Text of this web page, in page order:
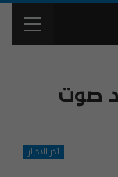
صوت
آخر الاخبار